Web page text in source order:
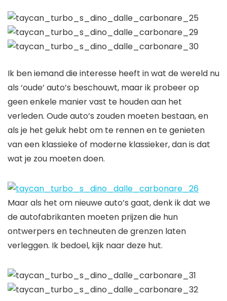
Ik ben iemand die interesse heeft in wat de wereld nu
als ‘oude’ auto’s beschouwt, maar ik probeer op
geen enkele manier vast te houden aan het
verleden. Oude auto’s zouden moeten bestaan, en
als je het geluk hebt om te rennen en te genieten
van een klassieke of moderne klassieker, dan is dat
wat je zou moeten doen.
Maar als het om nieuwe auto’s gaat, denk ik dat we
de autofabrikanten moeten prijzen die hun
ontwerpers en techneuten de grenzen laten
verleggen. Ik bedoel, kijk naar deze hut.